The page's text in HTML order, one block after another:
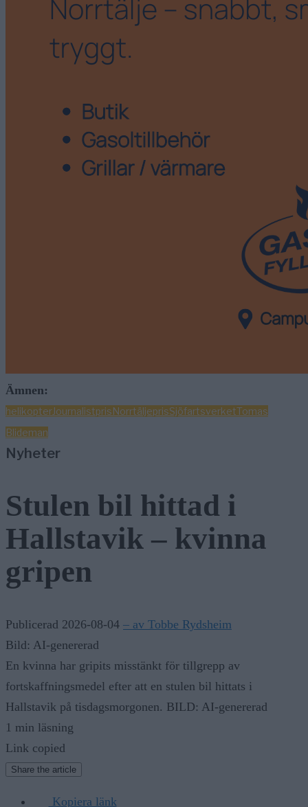
Ämnen:
helikopterJournalistprisNorrtäljeprisSjöfartsverketTomas
Blideman
Nyheter
Stulen bil hittad i
Hallstavik – kvinna
gripen
Publicerad 2026-08-04 – av Tobbe Rydsheim
Bild: AI-genererad
En kvinna har gripits misstänkt för tillgrepp av
fortskaffningsmedel efter att en stulen bil hittats i
Hallstavik på tisdagsmorgonen. BILD: AI-genererad
1 min läsning
Link copied
Share the article
Kopiera länk